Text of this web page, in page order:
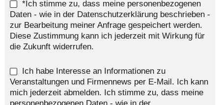
*Ich stimme zu, dass meine personenbezogenen
Daten - wie in der Datenschutzerklärung beschrieben -
zur Bearbeitung meiner Anfrage gespeichert werden.
Diese Zustimmung kann ich jederzeit mit Wirkung für
die Zukunft widerrufen.
Ich habe Interesse an Informationen zu
Veranstaltungen und Firmennews per E-Mail. Ich kann
mich jederzeit abmelden. Ich stimme zu, dass meine
personenbezogenen Daten - wie in der